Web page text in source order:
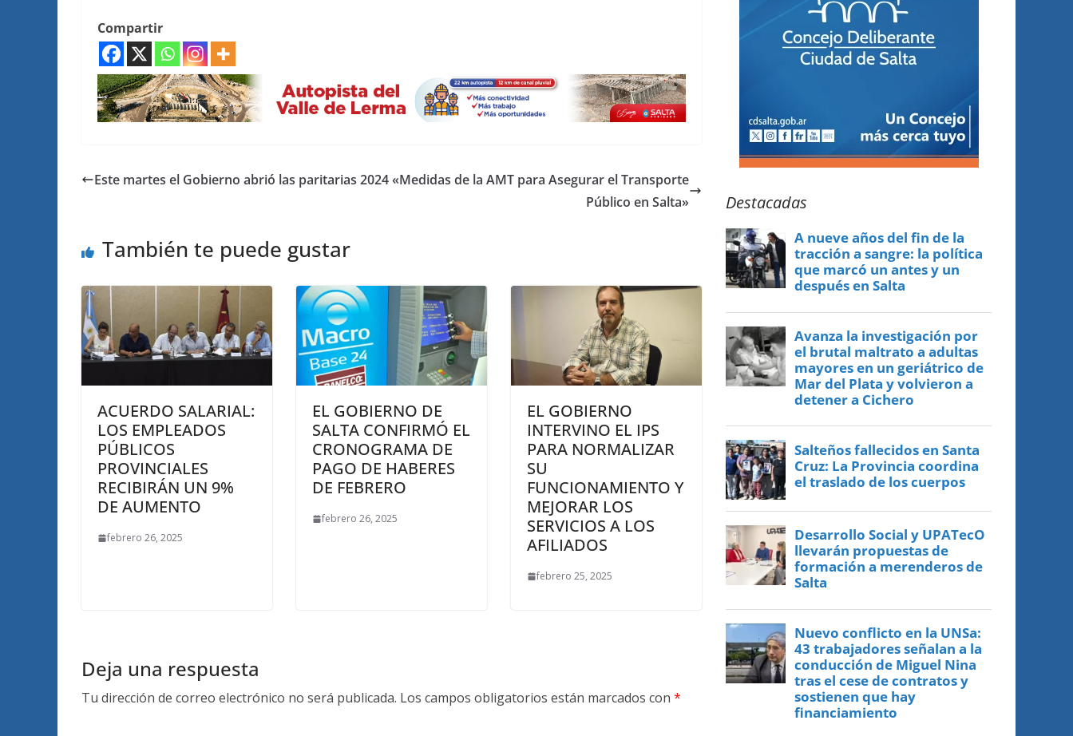
Compartir
Este martes el Gobierno abrió las paritarias 2024«Medidas de la AMT para Asegurar el Transporte
Público en Salta»
También te puede gustar
ACUERDO SALARIAL:
LOS EMPLEADOS
PÚBLICOS
PROVINCIALES
RECIBIRÁN UN 9%
DE AUMENTO
febrero 26, 2025
EL GOBIERNO DE
SALTA CONFIRMÓ EL
CRONOGRAMA DE
PAGO DE HABERES
DE FEBRERO
febrero 26, 2025
EL GOBIERNO
INTERVINO EL IPS
PARA NORMALIZAR
SU
FUNCIONAMIENTO Y
MEJORAR LOS
SERVICIOS A LOS
AFILIADOS
febrero 25, 2025
Deja una respuesta
Tu dirección de correo electrónico no será publicada. Los campos obligatorios están marcados con *
Destacadas